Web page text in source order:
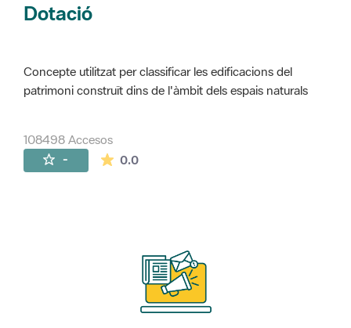
Dotació
Concepte utilitzat per classificar les edificacions del
patrimoni construït dins de l'àmbit dels espais naturals
108498 Accesos
- 0.0La valoración media es de 0 estrellas de